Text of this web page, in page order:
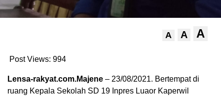
A A A
Post Views: 994
Lensa-rakyat.com.Majene – 23/08/2021. Bertempat di
ruang Kepala Sekolah SD 19 Inpres Luaor Kaperwil